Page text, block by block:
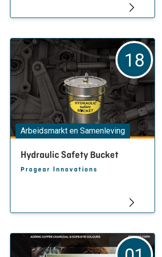
Hydraulic Safety Bucket
Progear Innovations
Arbeidsmarkt en Samenleving
18